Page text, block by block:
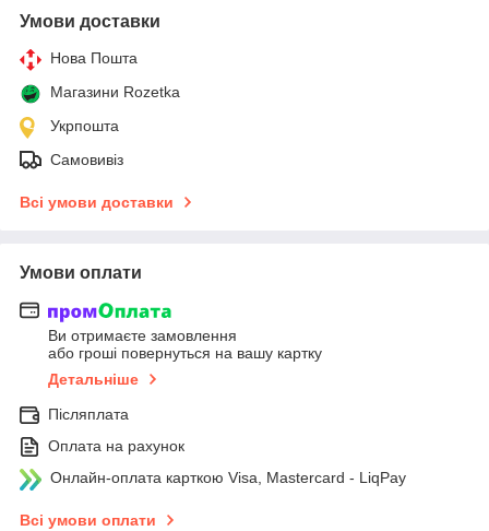
Умови доставки
Нова Пошта
Магазини Rozetka
Укрпошта
Самовивіз
Всі умови доставки
Умови оплати
Ви отримаєте замовлення
або гроші повернуться на вашу картку
Детальніше
Післяплата
Оплата на рахунок
Онлайн-оплата карткою Visa, Mastercard - LiqPay
Всі умови оплати